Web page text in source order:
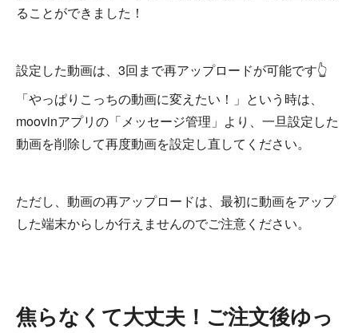
ることができました！
設定した動画は、3回まで再アップロードが可能です👆
「やっぱりこっちの動画に変えたい！」という時は、
moovinアプリの「メッセージ管理」より、一旦設定した
動画を削除して再度動画を設定し直してください。
ただし、動画の再アップロードは、最初に動画をアップ
した端末からしか行えませんのでご注意ください。
焦らなくて大丈夫！ご注文後ゆっ